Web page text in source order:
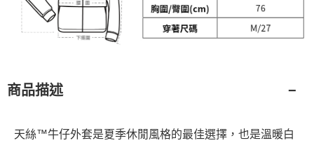
商品描述
天絲™牛仔外套是夏季休閒風格的最佳選擇，也是溫暖白